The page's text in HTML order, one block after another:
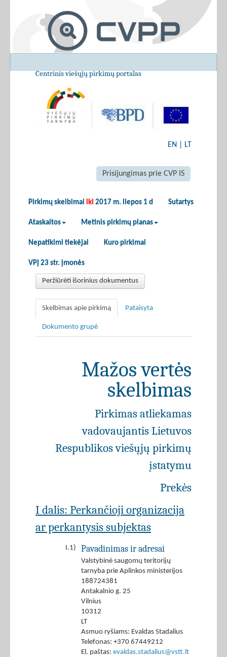
Centrinis viešųjų pirkimų portalas
EN LT
Prisijungimas prie CVP IS
Pirkimų skelbimai iki 2017 m. liepos 1 d Sutartys
Ataskaitos Metinis pirkimų planas
Nepatikimi tiekėjai Kuro pirkimai
VPĮ 23 str. įmonės
Peržiūrėti išorinius dokumentus
Skelbimas apie pirkimą Pataisyta
Dokumento grupė
Mažos vertės
skelbimas
Pirkimas atliekamas
vadovaujantis Lietuvos
Respublikos viešųjų pirkimų
įstatymu
Prekės
I dalis: Perkančioji organizacija
ar perkantysis subjektas
I.1) Pavadinimas ir adresai
Valstybinė saugomų teritorijų
tarnyba prie Aplinkos ministerijos
188724381
Antakalnio g. 25
Vilnius
10312
LT
Asmuo ryšiams: Evaldas Stadalius
Telefonas: +370 67449212
El. paštas: evaldas.stadalius@vstt.lt